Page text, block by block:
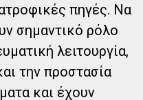
πηγές. Να
σημαντικό ρόλο
λειτουργία,
την προστασία
και έχουν